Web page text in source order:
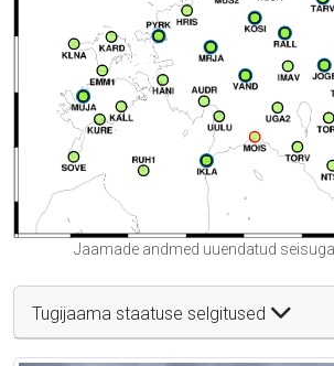
Jaamade andmed uuendatud
Tugijaama staatuse selgitused